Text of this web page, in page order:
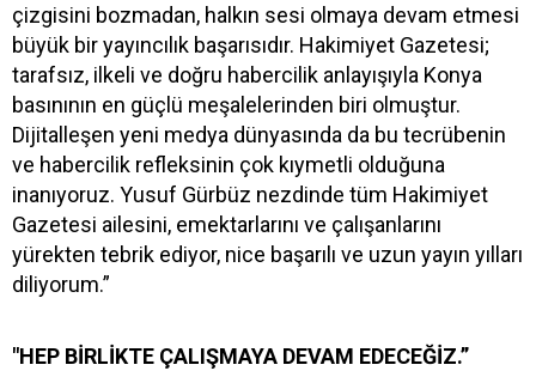
çizgisini bozmadan, halkın sesi olmaya devam etmesi
büyük bir yayıncılık başarısıdır. Hakimiyet Gazetesi;
tarafsız, ilkeli ve doğru habercilik anlayışıyla Konya
basınının en güçlü meşalelerinden biri olmuştur.
Dijitalleşen yeni medya dünyasında da bu tecrübenin
ve habercilik refleksinin çok kıymetli olduğuna
inanıyoruz. Yusuf Gürbüz nezdinde tüm Hakimiyet
Gazetesi ailesini, emektarlarını ve çalışanlarını
yürekten tebrik ediyor, nice başarılı ve uzun yayın yılları
diliyorum.”
"HEP BİRLİKTE ÇALIŞMAYA DEVAM EDECEĞİZ.”